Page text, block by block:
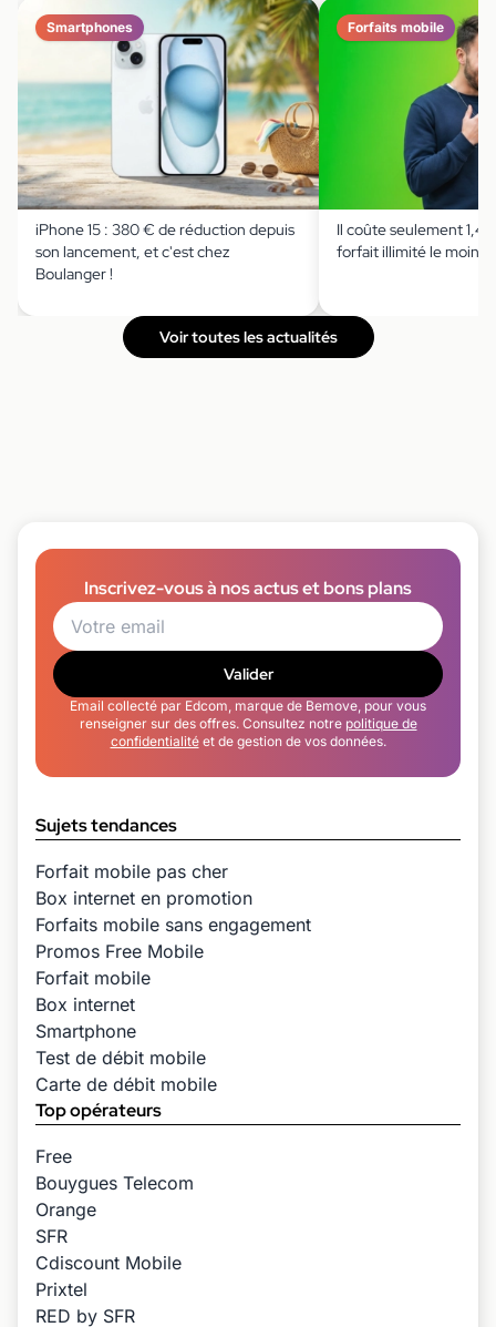
Smartphones
iPhone 15 : 380 € de réduction depuis
son lancement, et c'est chez
Boulanger !
Forfaits mobile
Il coûte seulement
forfait illimité le moins
Voir toutes les actualités
Inscrivez-vous à nos actus et bons plans
Valider
Email collecté par Edcom, marque de Bemove, pour vous
renseigner sur des offres. Consultez notre politique de
confidentialitéet de gestion de vos données.
Sujets tendances
Forfait mobile pas cher
Box internet en promotion
Forfaits mobile sans engagement
Promos Free Mobile
Forfait mobile
Box internet
Smartphone
Test de débit mobile
Carte de débit mobile
Top opérateurs
Free
Bouygues Telecom
Orange
SFR
Cdiscount Mobile
Prixtel
RED by SFR